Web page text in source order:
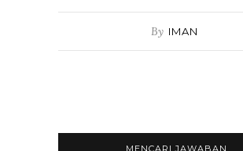
By IMAN